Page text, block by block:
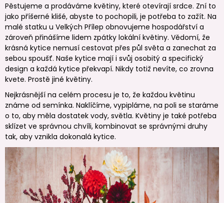
Pěstujeme a prodáváme květiny, které otevírají srdce. Zní to
jako příšerné klišé, abyste to pochopili, je potřeba to zažít. Na
malé statku u Velkých Přílep obnovujeme hospodářství a
zároveň přinášíme lidem zpátky lokální květiny. Vědomí, že
krásná kytice nemusí cestovat přes půl světa a zanechat za
sebou spoušť. Naše kytice mají i svůj osobitý a specifický
design a každá kytice překvapí. Nikdy totiž nevíte, co zrovna
kvete. Prostě jiné květiny.
Nejkrásnější na celém procesu je to, že každou květinu
známe od semínka. Naklíčíme, vypipláme, na poli se staráme
o to, aby měla dostatek vody, světla. Květiny je také potřeba
sklízet ve správnou chvíli, kombinovat se správnými druhy
tak, aby vznikla dokonalá kytice.